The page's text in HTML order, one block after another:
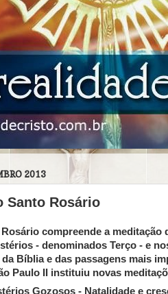
2013
Santo Rosário
compreende a
- denominados Terço - e
da Bíblia e das passagens mais
Paulo II instituiu novas
Gozosos - Natalidade e